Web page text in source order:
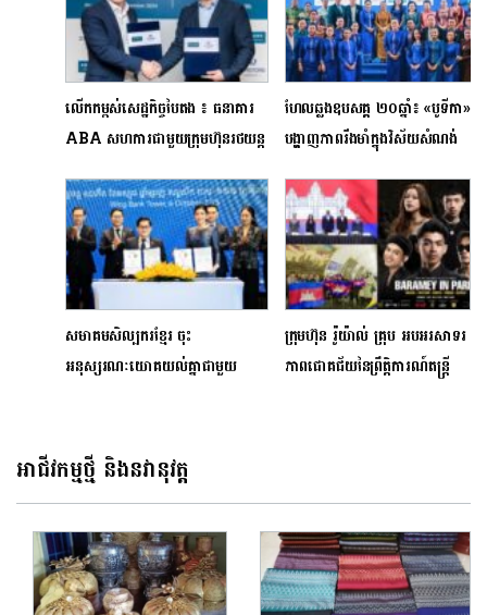
លើកកម្ពស់សេដ្ឋកិច្ចបៃតង ៖ ធនាគារ
ABA សហការជាមួយក្រុមហ៊ុនរថយន្ត
(Cambodia)
ហែលឆ្លងឧបសគ្គ ២០ឆ្នាំ៖ «បូទីកា»
បង្ហាញភាពរឹងមាំក្នុងវិស័យសំណង់
ដើម្បីឈានទៅរកការនាំចេញ
សមាគមសិល្បករខ្មែរ ចុះ
អនុស្សរណៈយោគយល់គ្នាជាមួយ
អភិវឌ្ឍវិស័យមូលបត្រ
ក្រុមហ៊ុន រ៉ូយ៉ាល់ គ្រុប អបអរសាទរ
ភាពជោគជ័យនៃព្រឹត្តិការណ៍តន្ត្រី
អាជីវកម្មថ្មី និងនវានុវត្ត